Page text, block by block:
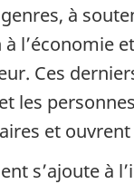
à
l’économie
Ces
les
et
s’ajoute à